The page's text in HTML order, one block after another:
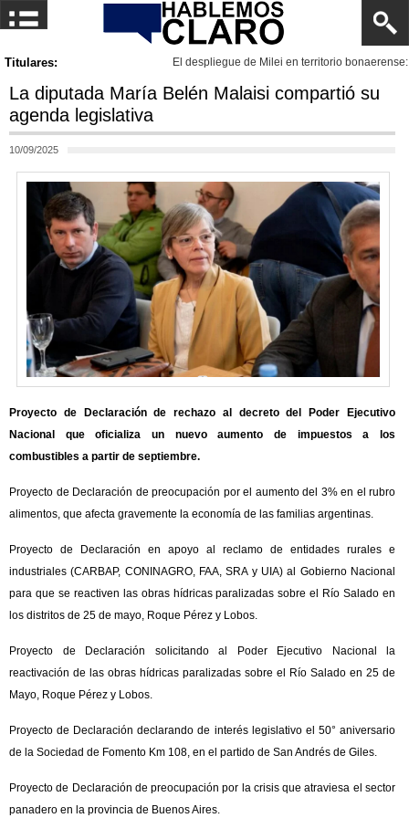
Titulares: El despliegue de Milei en territorio bonaerense: LLA lanza
La diputada María Belén Malaisi compartió su
agenda legislativa
10/09/2025
Proyecto de Declaración de rechazo al decreto del Poder Ejecutivo
Nacional que oficializa un nuevo aumento de impuestos a los
combustibles a partir de septiembre.
Proyecto de Declaración de preocupación por el aumento del 3% en el rubro
alimentos, que afecta gravemente la economía de las familias argentinas.
Proyecto de Declaración en apoyo al reclamo de entidades rurales e
industriales (CARBAP, CONINAGRO, FAA, SRA y UIA) al Gobierno Nacional
para que se reactiven las obras hídricas paralizadas sobre el Río Salado en
los distritos de 25 de mayo, Roque Pérez y Lobos.
Proyecto de Declaración solicitando al Poder Ejecutivo Nacional la
reactivación de las obras hídricas paralizadas sobre el Río Salado en 25 de
Mayo, Roque Pérez y Lobos.
Proyecto de Declaración declarando de interés legislativo el 50° aniversario
de la Sociedad de Fomento Km 108, en el partido de San Andrés de Giles.
Proyecto de Declaración de preocupación por la crisis que atraviesa el sector
panadero en la provincia de Buenos Aires.